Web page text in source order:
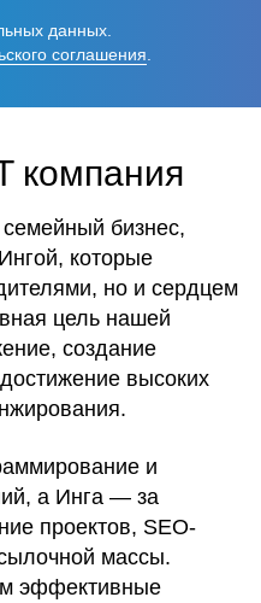
данных.
соглашения
компания
бизнес,
которые
но и сердцем
цель нашей
создание
высоких
и
а Инга — за
проектов, SEO-
массы.
эффективные